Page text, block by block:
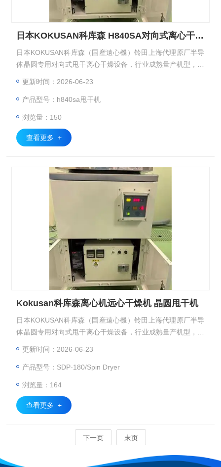
日本KOKUSAN科库森 H840SA对向式离心干燥机
日本KOKUSAN科库森（国産遠心機）铃田上海代理原厂半导
体晶圆专用对向式甩干离心干燥设备，行业成熟量产机型，依
N 科库森 SPD-180 自转式离心干燥机（Spin Dryer），日本K
更新时间：2026-06-23
产品型号：h840sa甩干机
浏览量：150
查看更多 +
Kokusan科库森离心机远心干燥机 晶圆甩干机
日本KOKUSAN科库森（国産遠心機）铃田上海代理原厂半导
体晶圆专用对向式甩干离心干燥设备，行业成熟量产机型，依
N 科库森 SPD-180 自转式离心干燥机（Spin Dryer），Kokus
更新时间：2026-06-23
产品型号：SDP-180/Spin Dryer
浏览量：164
查看更多 +
下一页 末页